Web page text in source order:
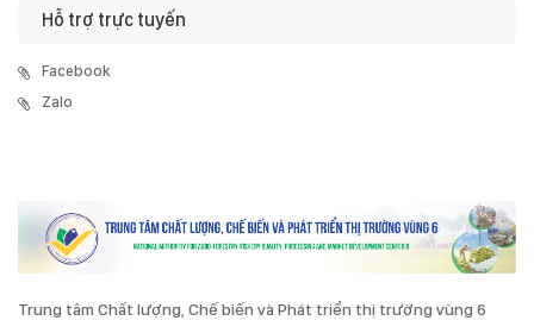
Hỗ trợ trực tuyến
Facebook
Zalo
Trung tâm Chất lượng, Chế biến và Phát triển thị trường vùng 6